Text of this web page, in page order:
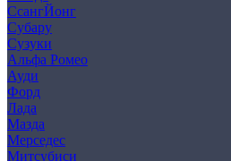
СсангЙонг
Субару
Сузуки
Альфа Ромео
Ауди
Форд
Лада
Мазда
Мерседес
Митсубиси